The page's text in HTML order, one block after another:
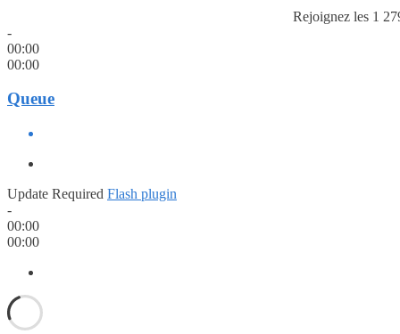
Rejoignez les 1
-
00:00
00:00
Queue
Update Required Flash plugin
-
00:00
00:00